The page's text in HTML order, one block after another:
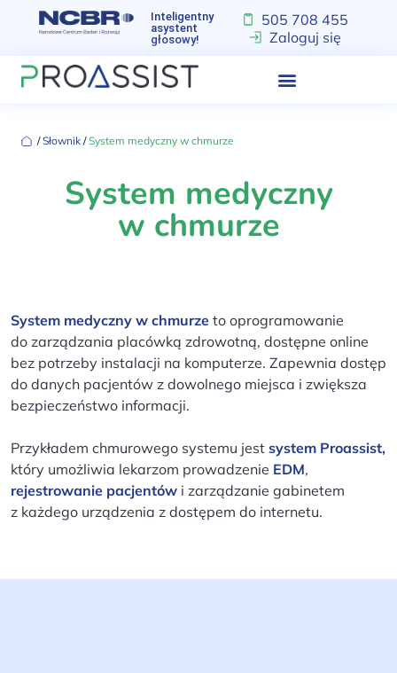
Inteligentny
asystent
głosowy!
505 708 455
Zaloguj się
‏‏‎ ‎/‏‏‎ ‎Słownik ‏‏‎ ‎/‏‏‎ ‎System medyczny w chmurze
System medyczny
w chmurze
System medyczny w chmurze to oprogramowanie
do zarządzania placówką zdrowotną, dostępne online
bez potrzeby instalacji na komputerze. Zapewnia dostęp
do danych pacjentów z dowolnego miejsca i zwiększa
bezpieczeństwo informacji.
Przykładem chmurowego systemu jest system Proassist,
który umożliwia lekarzom prowadzenie EDM,
rejestrowanie pacjentów i zarządzanie gabinetem
z każdego urządzenia z dostępem do internetu.